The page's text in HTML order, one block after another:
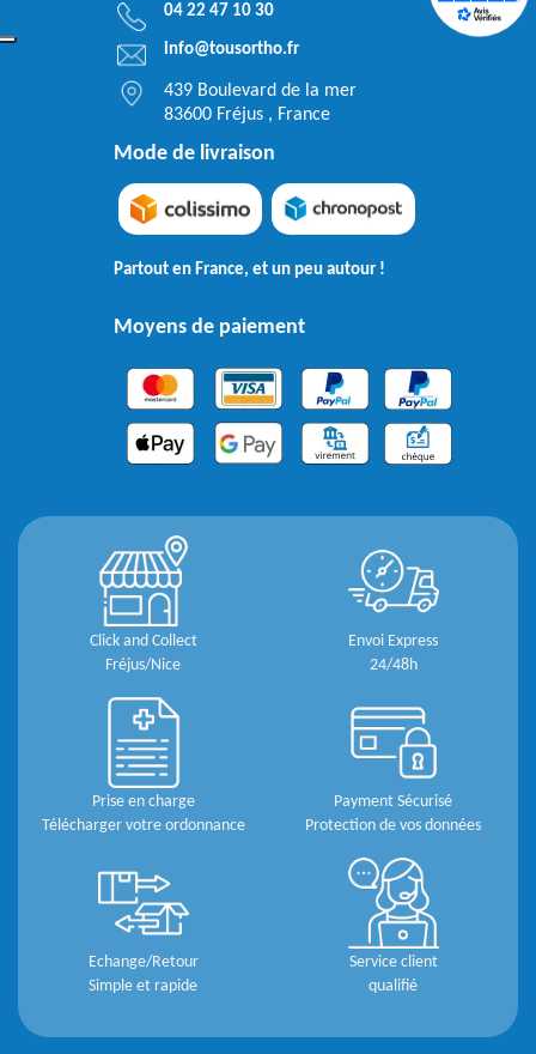
04 22 47 10 30
info@tousortho.fr
439 Boulevard de la mer
83600 Fréjus , France
Mode de livraison
Partout en France, et un peu autour !
Moyens de paiement
Click and Collect
Fréjus/Nice
Envoi Express
24/48h
Prise en charge
Télécharger votre ordonnance
Payment Sécurisé
Protection de vos données
Echange/Retour
Simple et rapide
Service client
qualifié